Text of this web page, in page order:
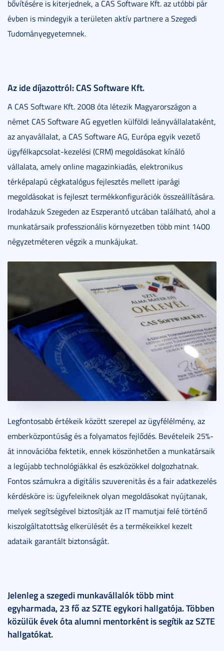
bővítésére is kiterjednek, a CAS Software Kft. az utóbbi pár
évben is mindegyik a területen aktív partnere a Szegedi
Tudományegyetemnek.
Az ide díjazottról: CAS Software Kft.
A CAS Software Kft. 2008 óta létezik Magyarországon a
német CAS Software AG egyetlen külföldi leányvállalataként,
az anyavállalat, a CAS Software AG, Európa egyik vezető
ügyfélkapcsolat-kezelési (CRM) megoldásokat kínáló
vállalata, amely online magazinkiadás, elektronikus
térképalapú cégkatalógus fejlesztés mellett iparági
megoldásokat is fejleszt termékkonfigurációk összeállítására.
Irodaházuk Szegeden az Eszperantó utcában található, ahol a
munkatársaik professzionális környezetben több mint 1400
négyzetméteren végzik a munkájukat.
Legfontosabb értékeik között szerepel az ügyfélélmény, az
emberközpontúság és a folyamatos fejlődés. Bevételeik 25%-
át innovációba fektetik, ennek köszönhetően a munkatársaik
a legújabb technológiákkal és eszközökkel dolgozhatnak.
Fontos számukra a digitális szuverenitás és a fair adatkezelés
kérdésköre is: ügyfeleiknek olyan megoldásokat nyújtanak,
melyek segítségével biztosítják az IT mamutjai felé történő
kiszolgáltatottság elkerülését és a termékeikkel kezelt
adataik garantált biztonságát.
Jelenleg a szegedi munkavállalók több mint
egyharmada, 23 fő az SZTE egykori hallgatója. Többen
közülük évek óta alumni mentorként is segítik az SZTE
hallgatókat.